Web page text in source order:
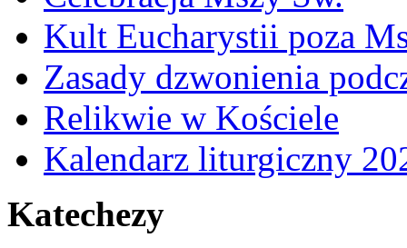
Kult Eucharystii poza
Zasady dzwonienia
Relikwie w Kościele
Kalendarz liturgiczny
Katechezy